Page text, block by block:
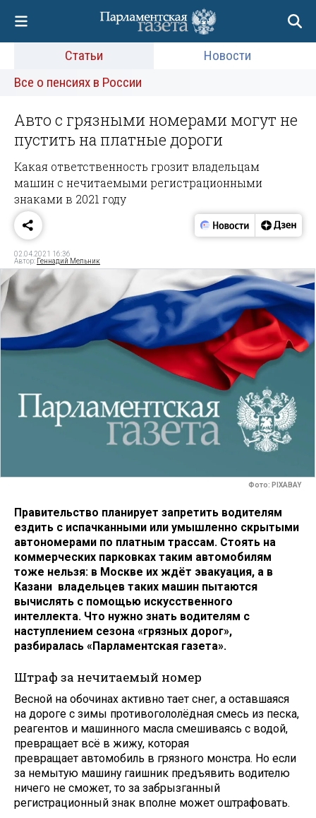
Статьи
Новости
Все о пенсиях в России
Авто с грязными номерами могут не
пустить на платные дороги
Какая ответственность грозит владельцам
машин с нечитаемыми регистрационными
знаками в 2021 году
02.04.2021 16:36
Автор: Геннадий Мельник
Фото: PIXABAY
Правительство планирует запретить водителям
ездить с испачканными или умышленно скрытыми
автономерами по платным трассам. Стоять на
коммерческих парковках таким автомобилям
тоже нельзя: в Москве их ждёт эвакуация, а в
Казани владельцев таких машин пытаются
вычислять с помощью искусственного
интеллекта. Что нужно знать водителям с
наступлением сезона «грязных дорог»,
разбиралась «Парламентская газета».
Штраф за нечитаемый номер
Весной на обочинах активно тает снег, а оставшаяся
на дороге с зимы противогололёдная смесь из песка,
реагентов и машинного масла смешиваясь с водой,
превращает всё в жижу, которая
превращает автомобиль в грязного монстра. Но если
за немытую машину гаишник предъявить водителю
ничего не сможет, то за забрызганный
регистрационный знак вполне может оштрафовать.